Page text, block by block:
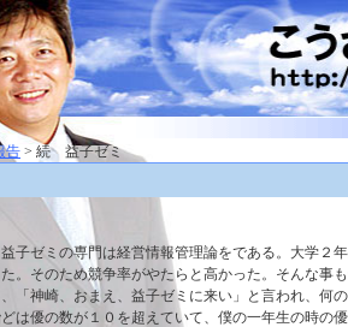
告 > 続 益子ゼミ
子ゼミの専門は経営情報管理論をである。大学２
。そのため競争率がやたらと高かった。そんな事
「神崎、おまえ、益子ゼミに来い」と言われ、何
は優の数が１０を超えていて、僕の一年生の時の